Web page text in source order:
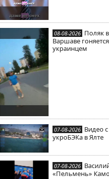
08-08-2026 Поляк в
Варшаве
украинцем
07-08-2026 Видео с
укроБЭКа в Ялте
07-08-2026
«Пельмень»